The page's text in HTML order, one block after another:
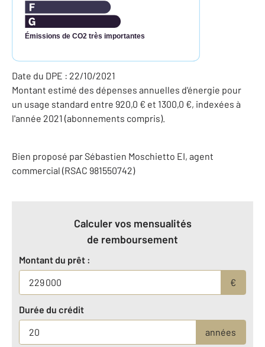
Émissions de CO2 très importantes
Date du DPE : 22/10/2021
Montant estimé des dépenses annuelles d'énergie pour
un usage standard entre 920,0 € et 1300,0 €, indexées à
l'année 2021 (abonnements compris).
Bien proposé parSébastien Moschietto EI, agent
commercial (RSAC 981550742)
Calculer vos mensualités
de remboursement
Montant du prêt :
€
Durée du crédit
années